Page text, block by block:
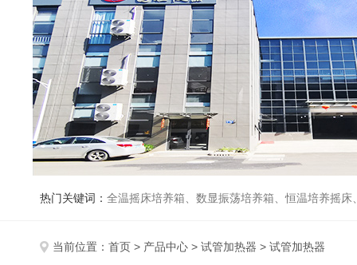
热门关键词： 全温摇床培养箱、数显振荡培养箱、恒温培养摇
当前位置： 首页 > 产品中心 > 试管加热器 > 试管加热器